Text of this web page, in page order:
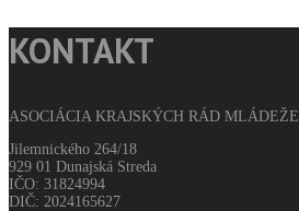
KONTAKT
ASOCIÁCIA KRAJSKÝCH RÁD MLÁDEŽE
Jilemnického 264/18
929 01 Dunajská Streda
IČO: 31824994
DIČ: 2024165627